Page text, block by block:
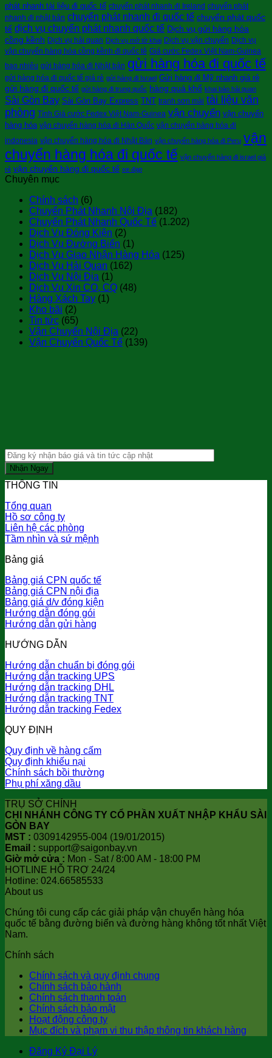
phát nhanh tài liệu đi quốc tế chuyển phát nhanh đi Ireland chuyển phát
nhanh đi nhật bản chuyển phát nhanh đi quốc tế chuyển phát quốc
tế dịch vụ chuyển phát nhanh quốc tế Dịch vụ gửi hàng hóa
cồng kềnh Dịch vụ hải quan Dịch vụ mở tờ khai Dịch vụ vận chuyển Dịch vụ
vận chuyển hàng hóa cồng kềnh đi quốc tê Giá cước Fedex Việt Nam-Guinea
bao nhiêu gửi hàng hóa đi Nhật bản gửi hàng hóa đi quốc tế
gửi hàng hóa đi quốc tế giá rẻ gửi hàng đi Israel Gửi hàng đi Mỹ nhanh giá rẻ
gửi hàng đi quốc tế gửi hàng đi trung quốc hàng quá khổ khai báo hải quan
Sài Gòn Bay Sài Gòn Bay Express TNT tranh sơn mài tài liệu văn
phòng Tính Giá cước Fedex Việt Nam-Guinea vận chuyển vận chuyển
hàng hóa vận chuyển hàng hóa đi Hàn Quốc vận chuyển hàng hóa đi
indonesia vận chuyển hàng hóa đi Nhật Bản vận chuyển hàng hóa đi Peru vận
chuyển hàng hóa đi quốc tế vận chuyển hàng đi israel giá
rẻ vận chuyển hàng đi quốc tế xe đạp
Chuyên mục
Chính sách (6)
Chuyển Phát Nhanh Nội Địa (182)
Chuyển Phát Nhanh Quốc Tế (1.202)
Dịch Vụ Đóng Kiện (2)
Dịch Vụ Đường Biển (1)
Dịch Vụ Giao Nhận Hàng Hóa (125)
Dịch Vụ Hải Quan (162)
Dịch Vụ Nội Địa (1)
Dịch Vụ Xin CO, CQ (48)
Hàng Xách Tay (1)
Kho bãi (2)
Tin tức (65)
Vận Chuyển Nội Địa (22)
Vận Chuyển Quốc Tế (139)
THÔNG TIN
Tổng quan
Hồ sơ công ty
Liên hệ các phòng
Tầm nhìn và sứ mệnh
Bảng giá
Bảng giá CPN quốc tế
Bảng giá CPN nội địa
Bảng giá d/v đóng kiện
Hướng dẫn đóng gói
Hướng dẫn gửi hàng
HƯỚNG DẪN
Hướng dẫn chuẩn bị đóng gói
Hướng dẫn tracking UPS
Hướng dẫn tracking DHL
Hướng dẫn tracking TNT
Hướng dẫn tracking Fedex
QUY ĐỊNH
Quy định về hàng cấm
Quy định khiếu nại
Chính sách bồi thường
Phụ phí xăng dầu
TRỤ SỞ CHÍNH
CHI NHÁNH CÔNG TY CỔ PHẦN XUẤT NHẬP KHẨU SÀI
GÒN BAY
MST : 0309142955-004 (19/01/2015)
Email : support@saigonbay.vn
Giờ mở cửa : Mon - Sat / 8:00 AM - 18:00 PM
HOTLINE HỖ TRỢ 24/24
Hotline: 024.66585533
About us
Chúng tôi cung cấp các giải pháp vận chuyển hàng hóa
quốc tế bằng đường biển và đường hàng không tốt nhất Việt
Nam.
Chính sách
Chính sách và quy định chung
Chính sách bảo hành
Chính sách thanh toán
Chính sách bảo mật
Hoạt động công ty
Mục đích và phạm vi thu thập thông tin khách hàng
Đăng Ký Đại Lý